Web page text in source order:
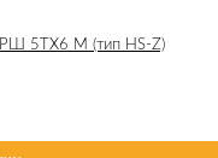
5ТХ6 М (тип HS-Z)